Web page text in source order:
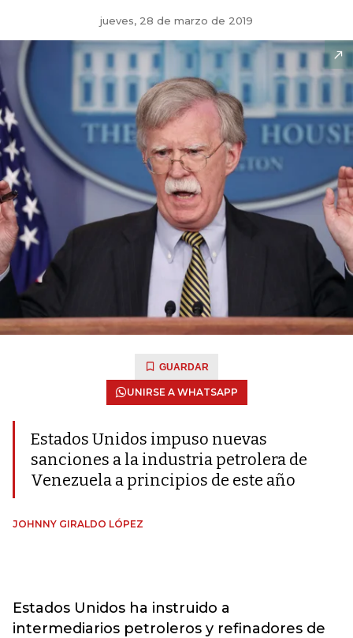
jueves, 28 de marzo de 2019
GUARDAR
UNIRSE A WHATSAPP
Estados Unidos impuso nuevas
sanciones a la industria petrolera de
Venezuela a principios de este año
JOHNNY GIRALDO LÓPEZ
Estados Unidos ha instruido a
intermediarios petroleros y refinadores de